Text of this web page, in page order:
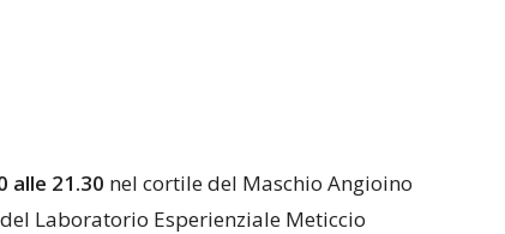
alle 21.30 nel cortile del Maschio Angioino
Laboratorio Esperienziale Meticcio